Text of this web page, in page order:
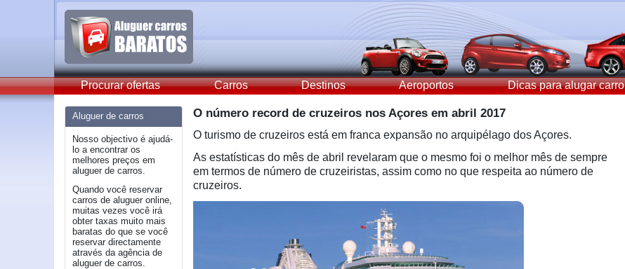
Procurar ofertas Carros Destinos Aeroportos Dicas para alugar carro
Aluguer de carros
Nosso objectivo é ajudá-
lo a encontrar os
melhores preços em
aluguer de carros.
Quando você reservar
carros de aluguer online,
muitas vezes você irá
obter taxas muito mais
baratas do que se você
reservar directamente
através da agência de
aluguer de carros.
O número record de cruzeiros nos Açores em abril 2017
O turismo de cruzeiros está em franca expansão no arquipélago dos Açores.
As estatísticas do mês de abril revelaram que o mesmo foi o melhor mês de sempre
em termos de número de cruzeiristas, assim como no que respeita ao número de
cruzeiros.